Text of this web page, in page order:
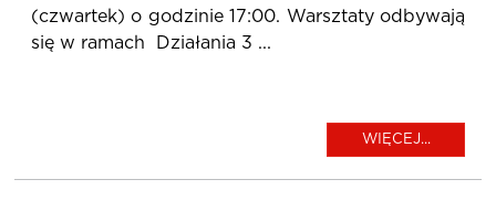
(czwartek) o godzinie 17:00. Warsztaty odbywają
się w ramach Działania 3 ...
WIĘCEJ...